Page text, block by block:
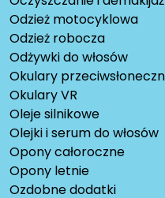
Odzież motocyklowa
Odzież robocza
Odżywki do włosów
Okulary
Okulary VR
Oleje silnikowe
Olejki i serum do włosów
Opony całoroczne
Opony letnie
Ozdobne dodatki